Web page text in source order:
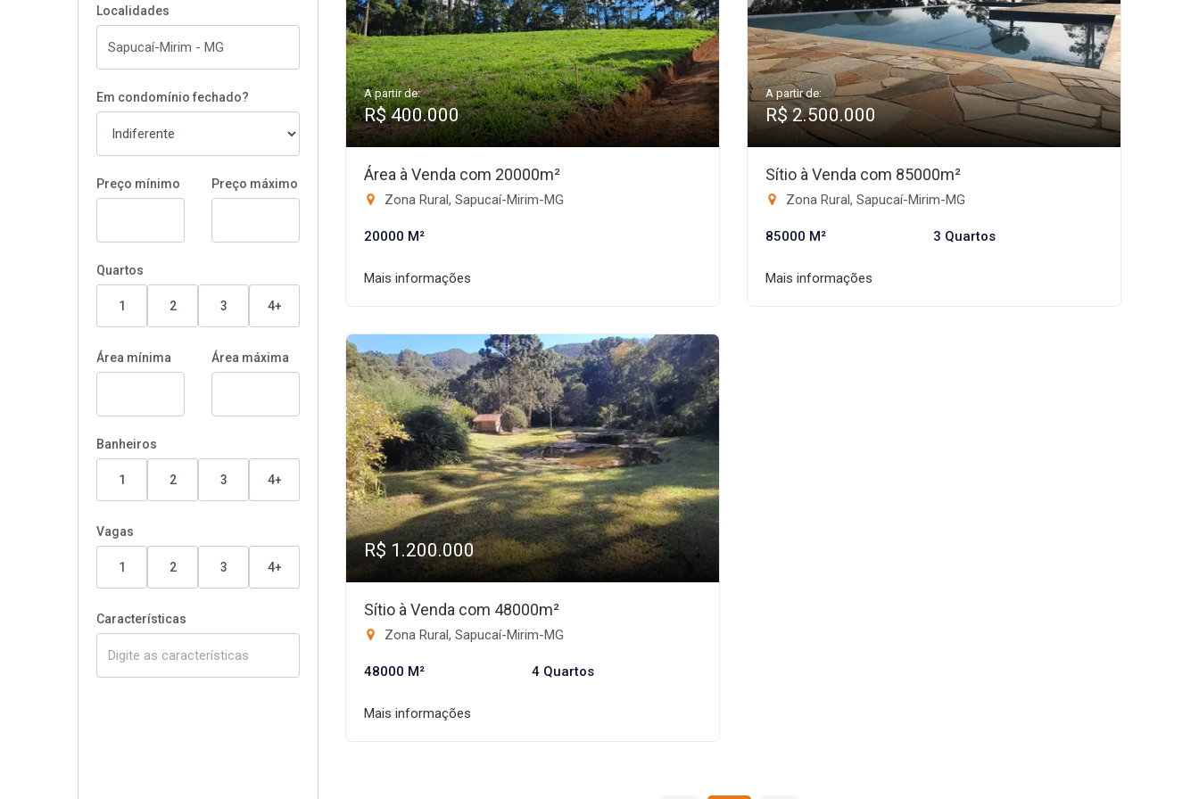
Localidades
Em condomínio fechado?
Preço mínimo Preço máximo
Quartos
1 2 3 4+
Área mínima Área máxima
Banheiros
1 2 3 4+
Vagas
1 2 3 4+
Características
A partir de:
R$ 400.000
Área à Venda com 20000m²
Zona Rural, Sapucaí-Mirim-MG
20000 M²
Mais informações
A partir de:
R$ 2.500.000
Sítio à Venda com 85000m²
Zona Rural, Sapucaí-Mirim-MG
85000 M² 3 Quartos
Mais informações
R$ 1.200.000
Sítio à Venda com 48000m²
Zona Rural, Sapucaí-Mirim-MG
48000 M² 4 Quartos
Mais informações